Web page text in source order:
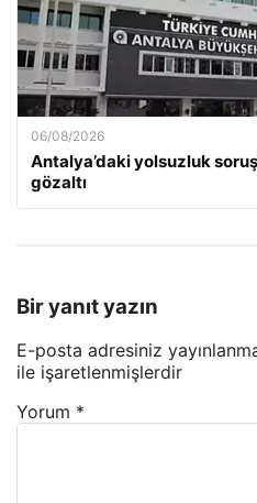
06/08/2026
Antalya’daki yolsuzluk
gözaltı
Bir yanıt yazın
E-posta adresiniz
ile işaretlenmişlerdir
Yorum *